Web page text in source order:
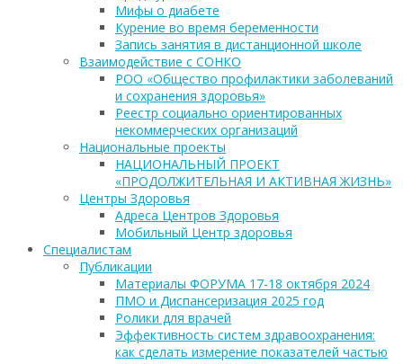
Мифы о диабете
Курение во время беременности
Запись занятия в дистанционной школе
Взаимодействие с СОНКО
РОО «Общество профилактики заболеваний
и сохранения здоровья»
Реестр социально ориентированных
некоммерческих организаций
Национальные проекты
НАЦИОНАЛЬНЫЙ ПРОЕКТ
«ПРОДОЛЖИТЕЛЬНАЯ И АКТИВНАЯ ЖИЗНЬ»
Центры Здоровья
Адреса Центров Здоровья
Мобильный Центр здоровья
Cпециалистам
Публикации
Материалы ФОРУМА 17-18 октября 2024
ПМО и Диспансеризация 2025 год
Ролики для врачей
Эффективность систем здравоохранения:
как сделать измерение показателей частью